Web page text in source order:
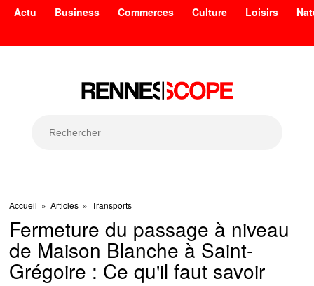
Actu Business Commerces Culture Loisirs
Accueil »Articles »Transports
Fermeture du passage à niveau
de Maison Blanche à Saint-
Grégoire : Ce qu'il faut savoir